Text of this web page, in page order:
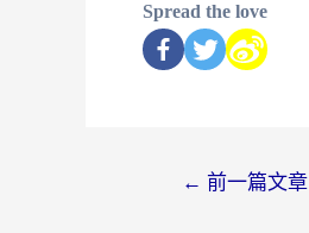
Spread the love
← 前一篇文章